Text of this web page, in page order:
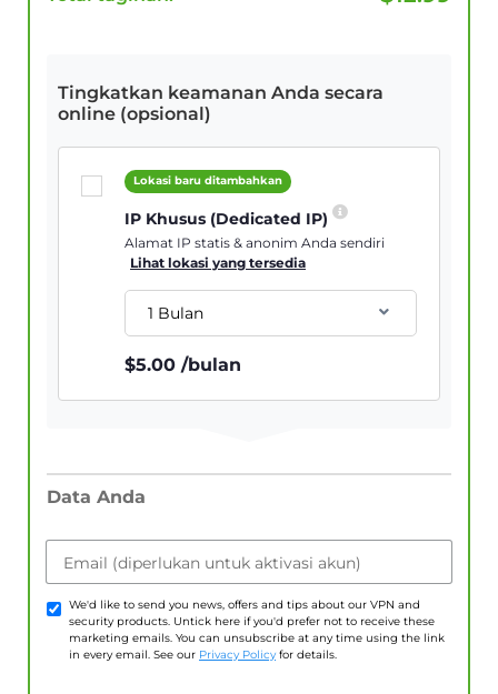
Tingkatkan keamanan Anda secara
online (opsional)
Lokasi baru ditambahkan
IP Khusus (Dedicated IP)
Alamat IP statis & anonim Anda sendiri
Lihat lokasi yang tersedia
1 Bulan
$5.00 /bulan
Data Anda
Email (diperlukan untuk aktivasi akun)
We'd like to send you news, offers and tips about our VPN and
security products. Untick here if you'd prefer not to receive these
marketing emails. You can unsubscribe at any time using the link
in every email. See our Privacy Policy for details.